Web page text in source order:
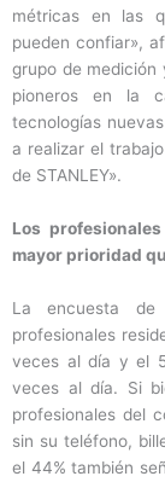
métricas en las
pueden confiar»,
grupo de medición
pioneros en la
tecnologías
a realizar el
de STANLEY».
Los
mayor prioridad
La encuesta
profesionales
veces al día y el
veces al día. Si
profesionales del
sin su teléfono,
el 44% también